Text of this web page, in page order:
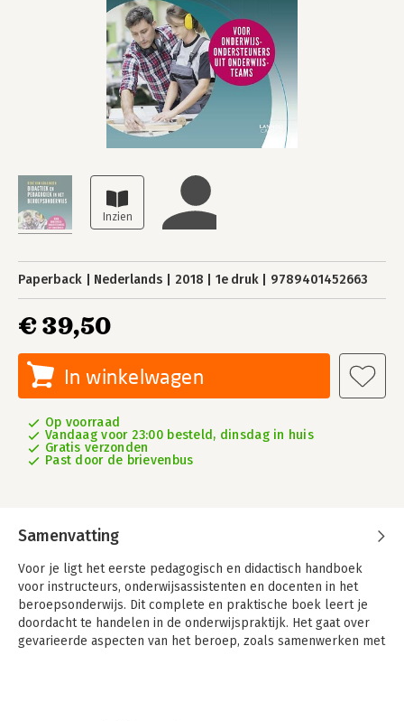
Paperback Nederlands 2018 1e druk 9789401452663
€ 39,50
In winkelwagen
Op voorraad
Vandaag voor 23:00 besteld, dinsdag in huis
Gratis verzonden
Past door de brievenbus
Samenvatting
Voor je ligt het eerste pedagogisch en didactisch handboek
voor instructeurs, onderwijsassistenten en docenten in het
beroepsonderwijs. Dit complete en praktische boek leert je
doordacht te handelen in de onderwijspraktijk. Het gaat over
gevarieerde aspecten van het beroep, zoals samenwerken met